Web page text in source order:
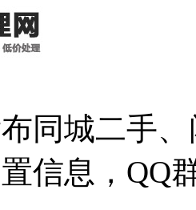
同城二手
信息，QQ